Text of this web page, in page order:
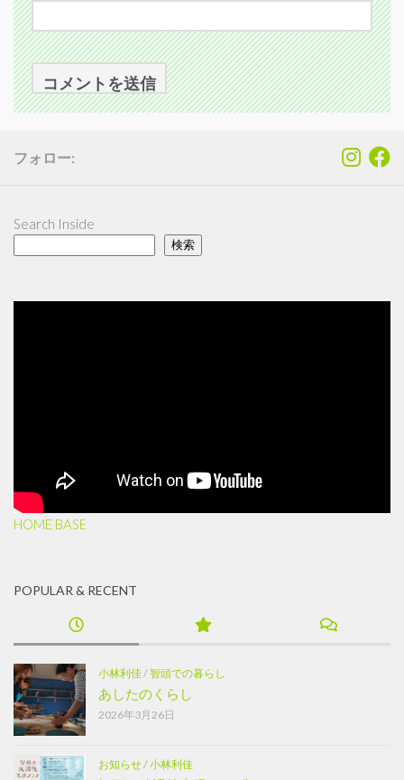
フォロー:
Search Inside
検索
HOME BASE
POPULAR & RECENT
小林利佳/智頭での暮らし
あしたのくらし
2026年3月26日
お知らせ/小林利佳